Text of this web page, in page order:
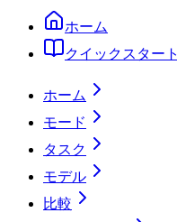
ホーム
クイックスタート
ホーム
モード
タスク
モデル
比較